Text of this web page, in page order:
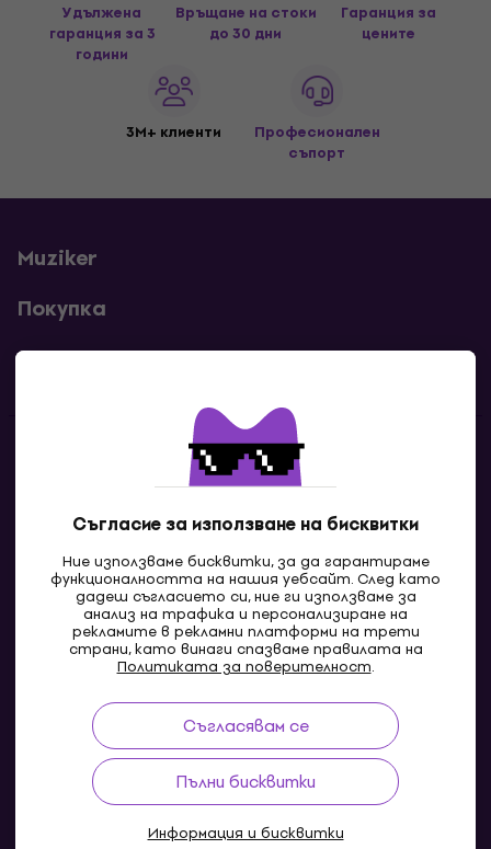
Съгласие за използване на бисквитки
Ние използваме бисквитки, за да гарантираме
функционалността на нашия уебсайт. След като
дадеш съгласието си, ние ги използваме за
анализ на трафика и персонализиране на
рекламите в рекламни платформи на трети
страни, като винаги спазваме правилата на
Политиката за поверителност.
Съгласявам се
Пълни бисквитки
Информация и бисквитки
Удължена
гаранция за 3
години
Връщане на стоки
до 30 дни
Гаранция за
цените
3M+ клиенти
Професионален
съпорт
Muziker
Покупка
Полезни линкове
Контакти
MK